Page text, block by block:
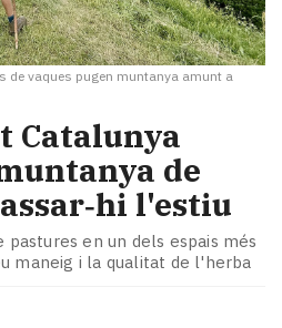
de vaques pugen muntanya amunt a
Catalunya
de
l'estiu
pastures en un dels espais més
maneig i la qualitat de l'herba